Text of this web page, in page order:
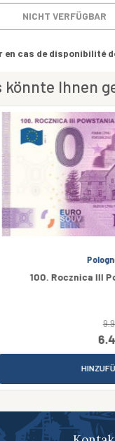
NICHT VERFÜGBAR
en cas de disponibilité
könnte Ihnen
2021
Rocznica III Powstania
HINZUFÜGEN